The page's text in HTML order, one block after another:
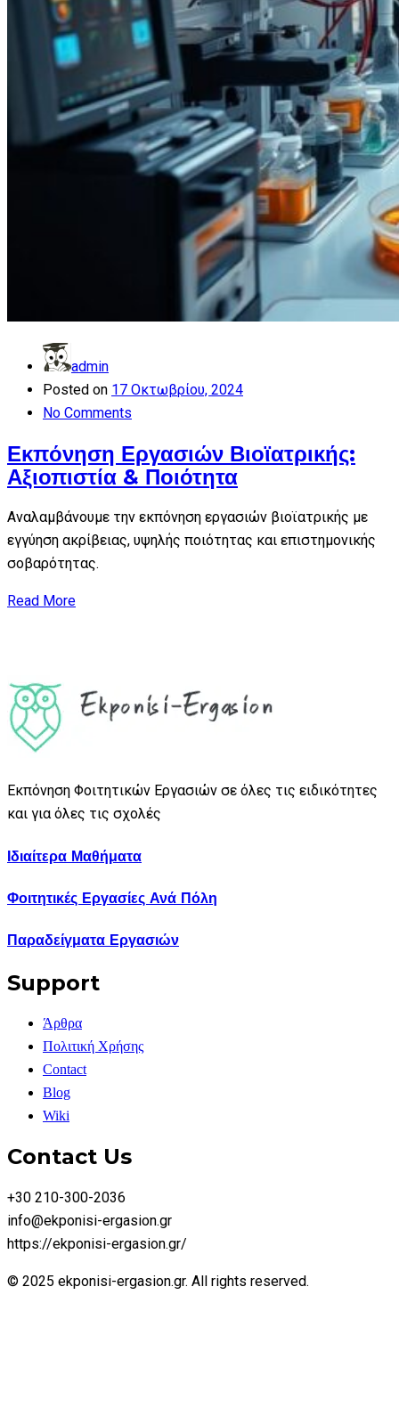
admin
Posted on 17 Οκτωβρίου, 2024
No Comments
Εκπόνηση Εργασιών Βιοϊατρικής:
Αξιοπιστία & Ποιότητα
Αναλαμβάνουμε την εκπόνηση εργασιών βιοϊατρικής με
εγγύηση ακρίβειας, υψηλής ποιότητας και επιστημονικής
σοβαρότητας.
Read More
Εκπόνηση Φοιτητικών Εργασιών σε όλες τις ειδικότητες
και για όλες τις σχολές
Ιδιαίτερα Μαθήματα
Φοιτητικές Εργασίες Ανά Πόλη
Παραδείγματα Εργασιών
Support
Άρθρα
Πολιτική Χρήσης
Contact
Blog
Wiki
Contact Us
+30 210-300-2036
info@ekponisi-ergasion.gr
https://ekponisi-ergasion.gr/
© 2025 ekponisi-ergasion.gr. All rights reserved.